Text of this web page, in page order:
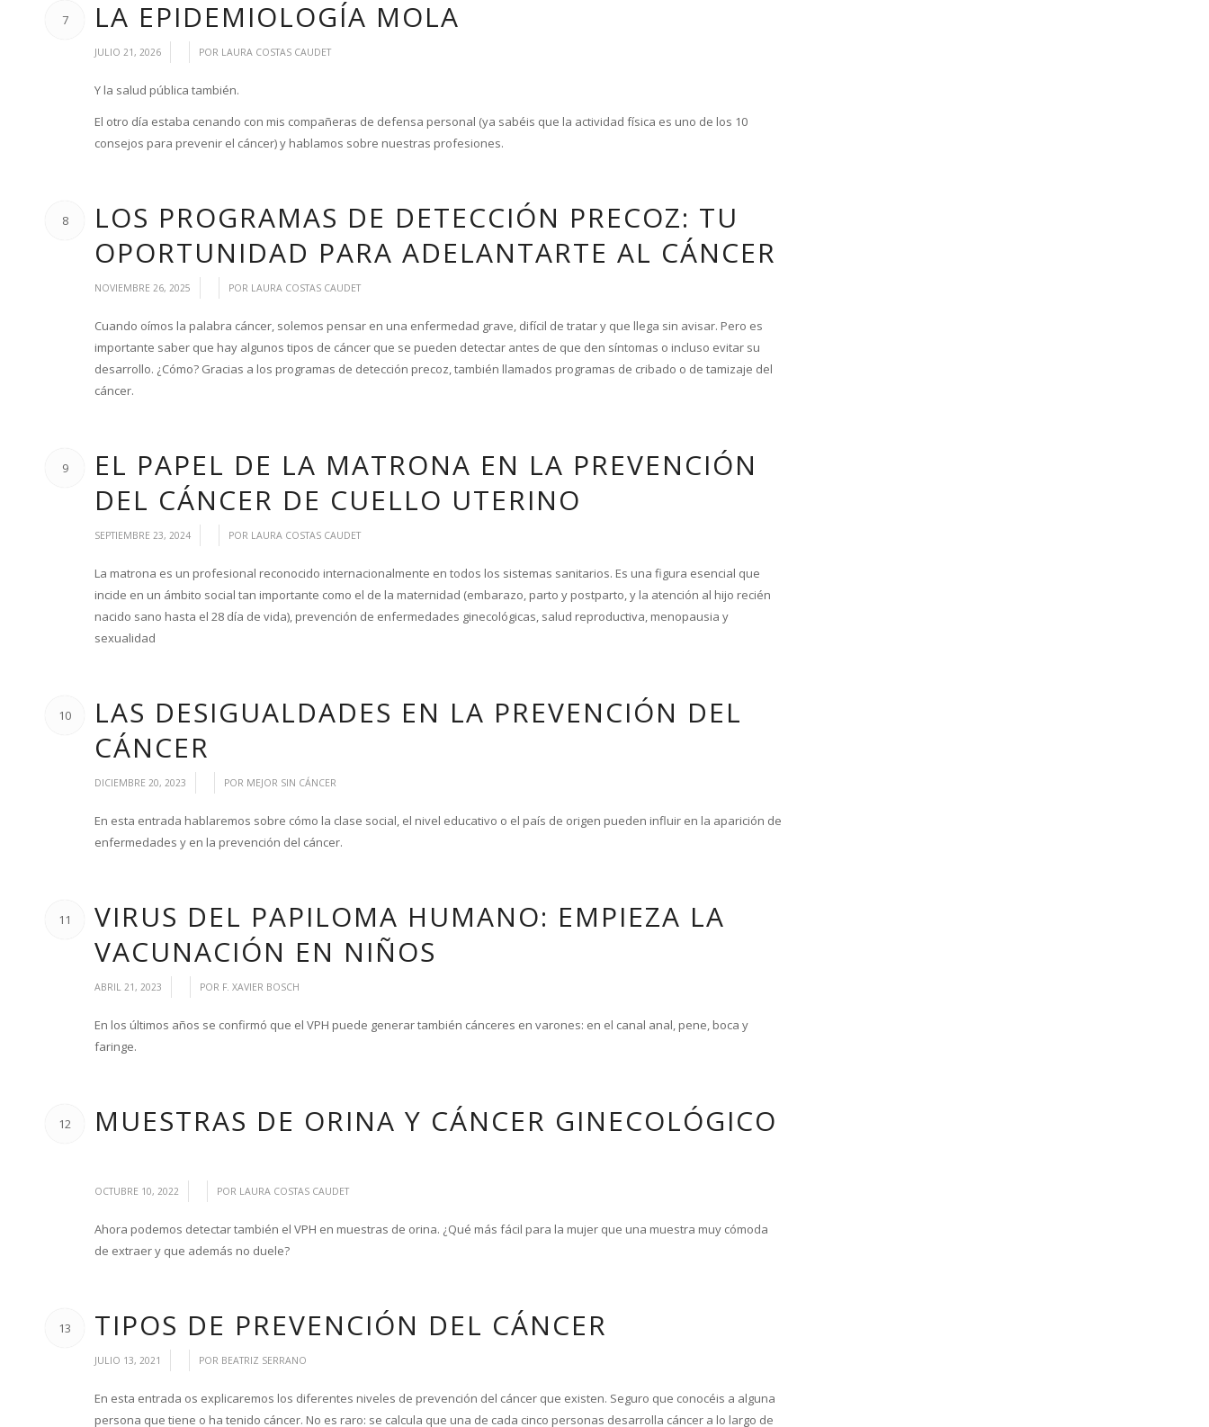
7 LA EPIDEMIOLOGÍA MOLA
JULIO 21, 2026 POR LAURA COSTAS CAUDET
Y la salud pública también.
El otro día estaba cenando con mis compañeras de defensa personal (ya sabéis que la actividad física es uno de los 10
consejos para prevenir el cáncer) y hablamos sobre nuestras profesiones.
8
LOS PROGRAMAS DE DETECCIÓN PRECOZ: TU
OPORTUNIDAD PARA ADELANTARTE AL CÁNCER
NOVIEMBRE 26, 2025
/ POR LAURA COSTAS CAUDET
Cuando oímos la palabra cáncer, solemos pensar en una enfermedad grave, difícil de tratar y que llega sin avisar. Pero es
importante saber que hay algunos tipos de cáncer que se pueden detectar antes de que den síntomas o incluso evitar su
desarrollo. ¿Cómo? Gracias a los programas de detección precoz, también llamados programas de cribado o de tamizaje del
cáncer.
9
EL PAPEL DE LA MATRONA EN LA PREVENCIÓN
DEL CÁNCER DE CUELLO UTERINO
SEPTIEMBRE 23, 2024
/ POR LAURA COSTAS CAUDET
La matrona es un profesional reconocido internacionalmente en todos los sistemas sanitarios. Es una figura esencial que
incide en un ámbito social tan importante como el de la maternidad (embarazo, parto y postparto, y la atención al hijo recién
nacido sano hasta el 28 día de vida), prevención de enfermedades ginecológicas, salud reproductiva, menopausia y
sexualidad
10
LAS DESIGUALDADES EN LA PREVENCIÓN DEL
CÁNCER
DICIEMBRE 20, 2023
/ POR MEJOR SIN CÁNCER
En esta entrada hablaremos sobre cómo la clase social, el nivel educativo o el país de origen pueden influir en la aparición de
enfermedades y en la prevención del cáncer.
11
VIRUS DEL PAPILOMA HUMANO: EMPIEZA LA
VACUNACIÓN EN NIÑOS
ABRIL 21, 2023 POR F. XAVIER BOSCH
En los últimos años se confirmó que el VPH puede generar también cánceres en varones: en el canal anal, pene, boca y
faringe.
12 MUESTRAS DE ORINA Y CÁNCER GINECOLÓGICO
OCTUBRE 10, 2022
/ POR LAURA COSTAS CAUDET
Ahora podemos detectar también el VPH en muestras de orina. ¿Qué más fácil para la mujer que una muestra muy cómoda
de extraer y que además no duele?
13 TIPOS DE PREVENCIÓN DEL CÁNCER
JULIO 13, 2021 POR BEATRIZ SERRANO
En esta entrada os explicaremos los diferentes niveles de prevención del cáncer que existen. Seguro que conocéis a alguna
persona que tiene o ha tenido cáncer. No es raro: se calcula que una de cada cinco personas desarrolla cáncer a lo largo de